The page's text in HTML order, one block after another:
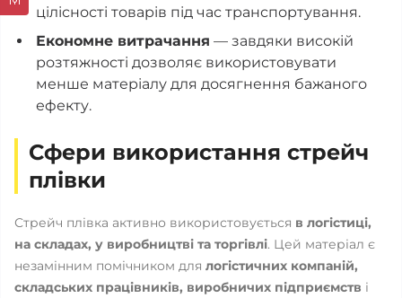
цілісності товарів під час транспортування.
Економне витрачання — завдяки високій
розтяжності дозволяє використовувати
менше матеріалу для досягнення бажаного
ефекту.
Сфери використання стрейч
плівки
Стрейч плівка активно використовується в логістиці,
на складах, у виробництві та торгівлі. Цей матеріал є
незамінним помічником для логістичних компаній,
складських працівників, виробничих підприємств і